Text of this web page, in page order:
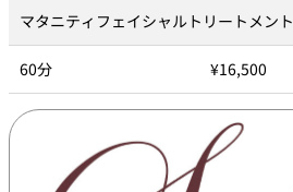
マタニティフェイシャルトリートメント
60分 ¥16,500